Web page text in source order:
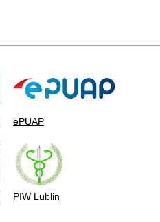
ePUAP
PIW Lublin